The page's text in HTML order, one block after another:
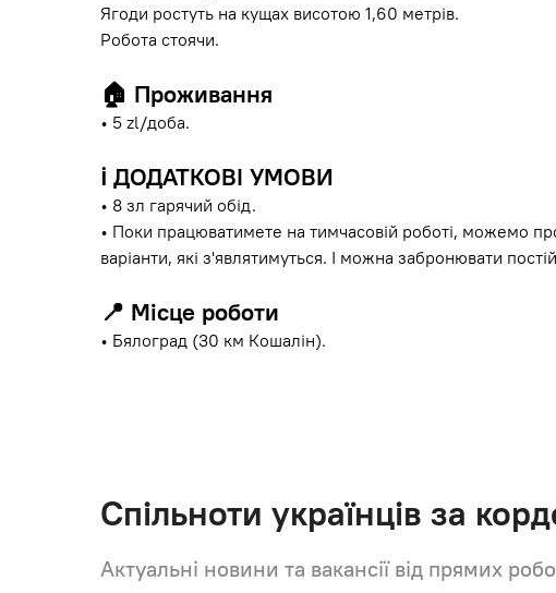
Ягоди ростуть на кущах висотою 1,60 метрів.
Робота стоячи.
🏠 Проживання
• 5 zl/доба.
ℹ️ ДОДАТКОВІ УМОВИ
• 8 зл гарячий обід.
• Поки працюватимете на тимчасовій роботі, можемо
варіанти, які з'являтимуться. І можна забронювати
📍 Місце роботи
• Бялоград (30 км Кошалін).
Спільноти українців за
Актуальні новини та вакансії від прямих